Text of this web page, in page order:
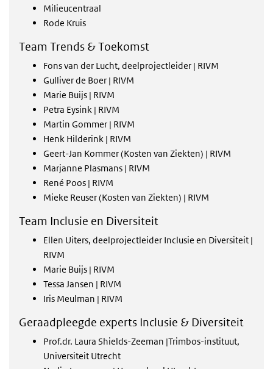
Milieucentraal
Rode Kruis
Team Trends & Toekomst
Fons van der Lucht, deelprojectleider | RIVM
Gulliver de Boer | RIVM
Marie Buijs | RIVM
Petra Eysink | RIVM
Martin Gommer | RIVM
Henk Hilderink | RIVM
Geert-Jan Kommer (Kosten van Ziekten) | RIVM
Marjanne Plasmans | RIVM
René Poos | RIVM
Mieke Reuser (Kosten van Ziekten) | RIVM
Team Inclusie en Diversiteit
Ellen Uiters, deelprojectleider Inclusie en Diversiteit |
RIVM
Marie Buijs | RIVM
Tessa Jansen | RIVM
Iris Meulman | RIVM
Geraadpleegde experts Inclusie & Diversiteit
Prof.dr. Laura Shields-Zeeman |Trimbos-instituut,
Universiteit Utrecht